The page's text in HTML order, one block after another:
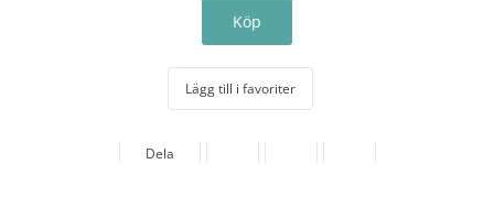
Lägg till i favoriter
Dela